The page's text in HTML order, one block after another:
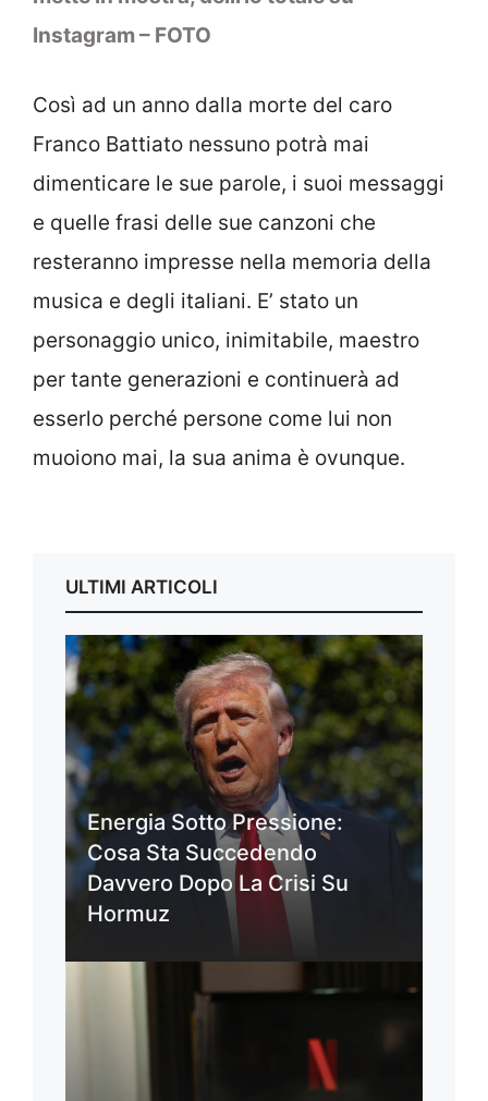
Instagram – FOTO
Così ad un anno dalla morte del caro
Franco Battiato nessuno potrà mai
dimenticare le sue parole, i suoi messaggi
e quelle frasi delle sue canzoni che
resteranno impresse nella memoria della
musica e degli italiani. E’ stato un
personaggio unico, inimitabile, maestro
per tante generazioni e continuerà ad
esserlo perché persone come lui non
muoiono mai, la sua anima è ovunque.
ULTIMI ARTICOLI
Energia Sotto Pressione:
Cosa Sta Succedendo
Davvero Dopo La Crisi Su
Hormuz